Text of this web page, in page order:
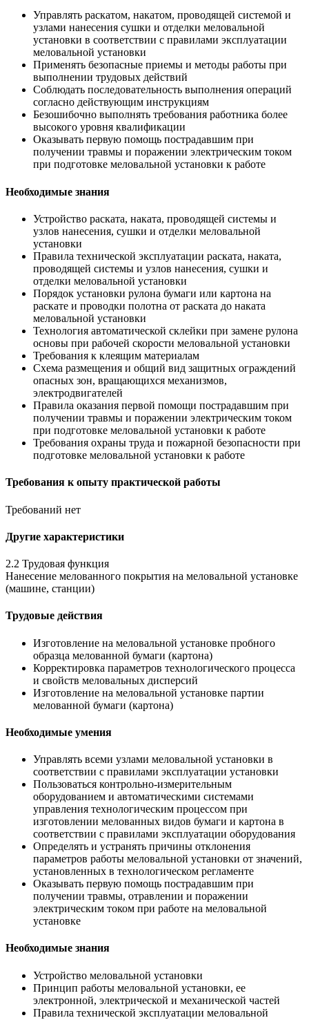
Управлять раскатом, накатом, проводящей системой и
узлами нанесения сушки и отделки меловальной
установки в соответствии с правилами эксплуатации
меловальной установки
Применять безопасные приемы и методы работы при
выполнении трудовых действий
Соблюдать последовательность выполнения операций
согласно действующим инструкциям
Безошибочно выполнять требования работника более
высокого уровня квалификации
Оказывать первую помощь пострадавшим при
получении травмы и поражении электрическим током
при подготовке меловальной установки к работе
Необходимые знания
Устройство раската, наката, проводящей системы и
узлов нанесения, сушки и отделки меловальной
установки
Правила технической эксплуатации раската, наката,
проводящей системы и узлов нанесения, сушки и
отделки меловальной установки
Порядок установки рулона бумаги или картона на
раскате и проводки полотна от раската до наката
меловальной установки
Технология автоматической склейки при замене рулона
основы при рабочей скорости меловальной установки
Требования к клеящим материалам
Схема размещения и общий вид защитных ограждений
опасных зон, вращающихся механизмов,
электродвигателей
Правила оказания первой помощи пострадавшим при
получении травмы и поражении электрическим током
при подготовке меловальной установки к работе
Требования охраны труда и пожарной безопасности при
подготовке меловальной установки к работе
Требования к опыту практической работы
Требований нет
Другие характеристики
2.2 Трудовая функция
Нанесение мелованного покрытия на меловальной установке
(машине, станции)
Трудовые действия
Изготовление на меловальной установке пробного
образца мелованной бумаги (картона)
Корректировка параметров технологического процесса
и свойств меловальных дисперсий
Изготовление на меловальной установке партии
мелованной бумаги (картона)
Необходимые умения
Управлять всеми узлами меловальной установки в
соответствии с правилами эксплуатации установки
Пользоваться контрольно-измерительным
оборудованием и автоматическими системами
управления технологическим процессом при
изготовлении мелованных видов бумаги и картона в
соответствии с правилами эксплуатации оборудования
Определять и устранять причины отклонения
параметров работы меловальной установки от значений,
установленных в технологическом регламенте
Оказывать первую помощь пострадавшим при
получении травмы, отравлении и поражении
электрическим током при работе на меловальной
установке
Необходимые знания
Устройство меловальной установки
Принцип работы меловальной установки, ее
электронной, электрической и механической частей
Правила технической эксплуатации меловальной